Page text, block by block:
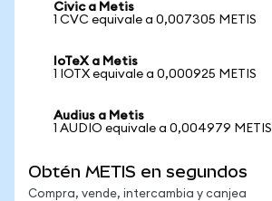
Civic a Metis
1 CVC equivale a 0,007305 METIS
IoTeX a Metis
1 IOTX equivale a 0,000925 METIS
Audius a Metis
1 AUDIO equivale a 0,004979 METIS
Obtén METIS en segundos
Compra, vende, intercambia y canjea